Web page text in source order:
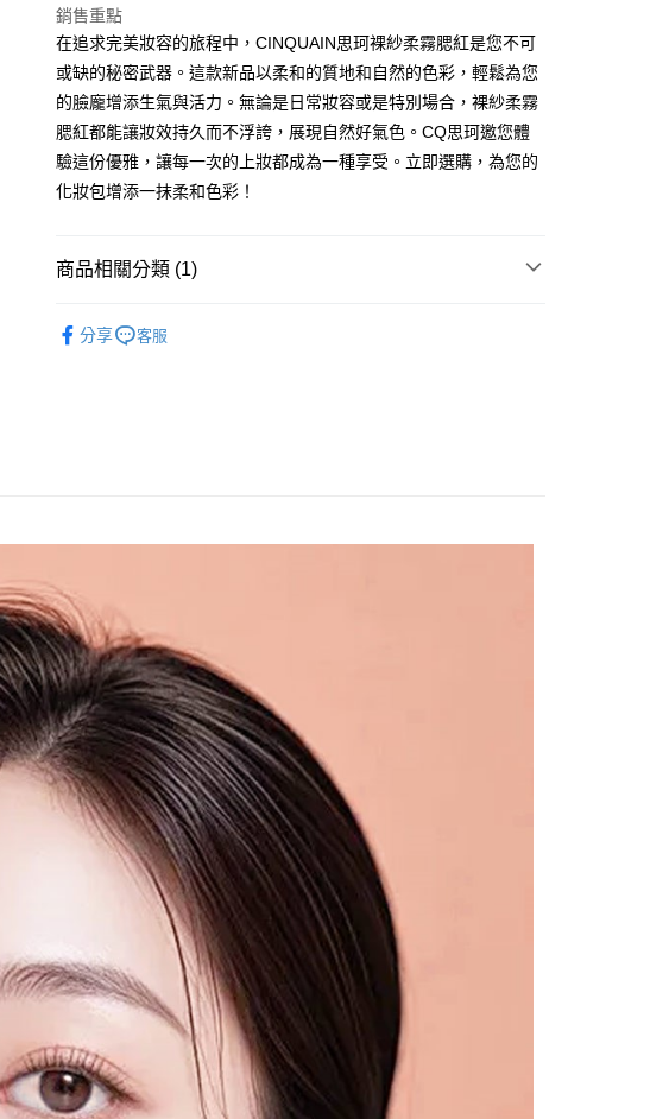
運送方式
全家取貨付款
每筆NT$85，滿NT$599(含以上)免運費
付款後全家取貨
7-11取貨付款
付款後7-11取貨
銷售重點
在追求完美妝容的旅程中，CINQUAIN思珂裸紗柔霧腮紅是您不可
或缺的秘密武器。這款新品以柔和的質地和自然的色彩，輕鬆為您
的臉龐增添生氣與活力。無論是日常妝容或是特別場合，裸紗柔霧
腮紅都能讓妝效持久而不浮誇，展現自然好氣色。CQ思珂邀您體
驗這份優雅，讓每一次的上妝都成為一種享受。立即選購，為您的
化妝包增添一抹柔和色彩！
商品相關分類 (1)
分享
客服